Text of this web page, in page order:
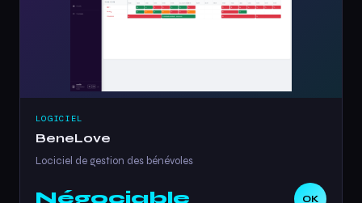
LOGICIEL
BeneLove
Lociciel de gestion des bénévoles
Négociable OK